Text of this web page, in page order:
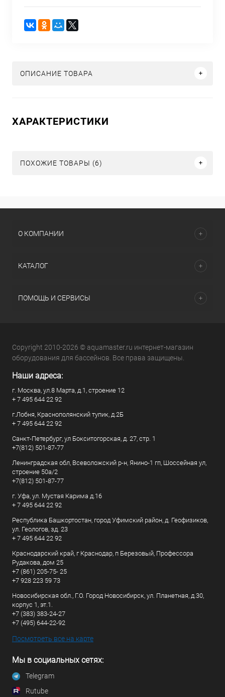
ОПИСАНИЕ ТОВАРА
ХАРАКТЕРИСТИКИ
ПОХОЖИЕ ТОВАРЫ (6)
О КОМПАНИИ
КАТАЛОГ
ПОМОЩЬ И СЕРВИСЫ
Copyright 2010-2026 © aquamaster.ru интернет-магазин
оборудования для бассейнов. Все права защищены.
Наши адреса:
г. Москва, ул.8 Марта, д.1, строение 12
+ 7 495 644 22 92
г.Лобня, Краснополянский тупик, д.2Б
+ 7 495 644 22 92
Санкт-Петербург, ул Бокситогорская, д. 27, стр. 1
+7(812) 501-87-77
Ленинградская обл, Всеволожский р-н, Янино-1 гп, Шоссейная ул,
строение 50а/2
+7(812) 501-87-77
г. Уфа, ул. Мустая Карима д.16
+ 7 495 644 22 92
Республика Башкортостан, город Уфимский район, д. Геофизиков,
ул. Геологов, зд. 23
+ 7 495 644 22 92
Краснодарский край, г Краснодар, п Березовый, Профессора
Рудакова, дом 25
+7 (861) 205-75- 25
+7 928 223 59 73
Новосибирская обл., Г.О. Город Новосибирск, ул. Планетная, д.30,
корпус 1, эт.1.
+7 (383) 383-24-27
+7 (495) 644-22-92
Посмотреть все на карте
Мы в социальных сетях:
Telegram
Rutube